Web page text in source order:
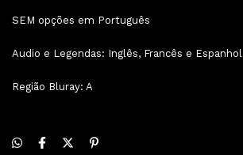
SEM opções em Português
Audio e Legendas: Inglês, Francês e Espanhol
Região Bluray: A